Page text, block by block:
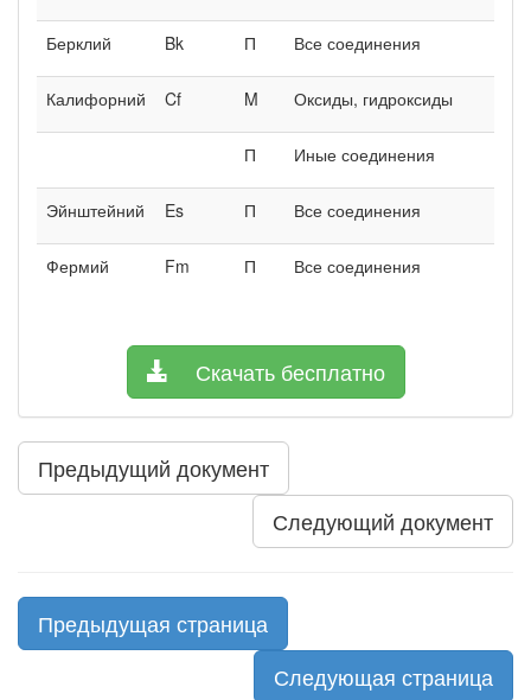
Берклий Bk П Все соединения
Калифорний Cf M Оксиды, гидроксиды
П Иные соединения
Эйнштейний Es П Все соединения
Фермий Fm П Все соединения
Скачать бесплатно
Предыдущий документ
Следующий документ
Предыдущая страница
Следующая страница